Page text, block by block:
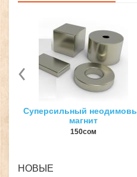
3D ручка для объемного
рисования
1350сом 1190сом
НОВЫЕ